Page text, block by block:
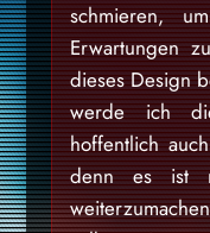
schmieren,
Erwartungen
dieses Design
werde ich
hoffentlich
denn es ist